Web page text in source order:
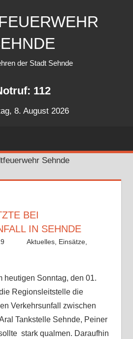
der Stadt Sehnde
112
8. August 2026
BEI
IN SEHNDE
Benedikt Nolle
Aktuelles, Einsätze,
Sonntag, den 01.
Regionsleitstelle die
Verkehrsunfall zwischen
Tankstelle Sehnde, Peiner
stark qualmen. Daraufhin